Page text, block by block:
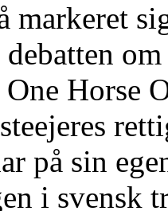
markeret
Horse
på sin
i svensk